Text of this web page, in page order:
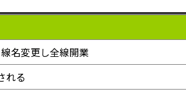
名変更し全線開業
れる